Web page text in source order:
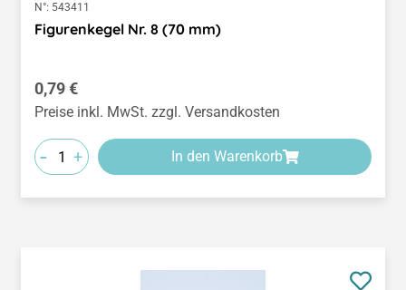
N°: 543411
Figurenkegel Nr. 8 (70 mm)
Regulärer Preis:
0,79 €
Preise inkl. MwSt. zzgl. Versandkosten
- + In den Warenkorb